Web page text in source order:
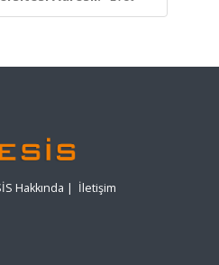
Hakkında | İletişim